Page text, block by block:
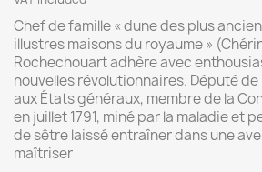
Chef de famille « dune des plus
illustres maisons du royaume »
Rochechouart adhère avec
nouvelles révolutionnaires. Député de
aux États généraux, membre de la
en juillet 1791, miné par la maladie et
de sêtre laissé entraîner dans une
maîtriser